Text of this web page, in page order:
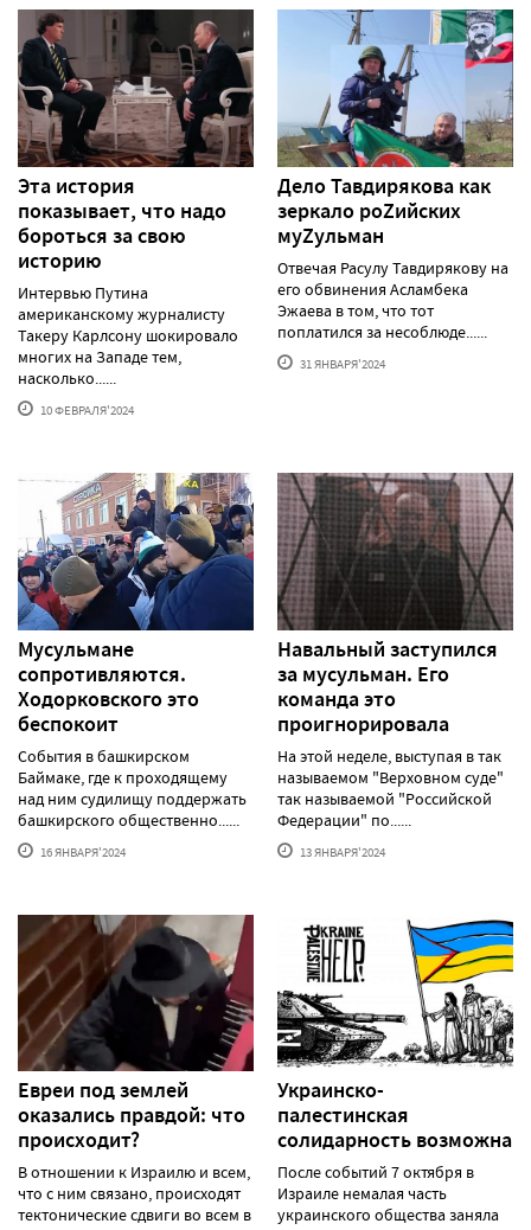
Эта история
показывает, что надо
бороться за свою
историю
Интервью Путина
американскому журналисту
Такеру Карлсону шокировало
многих на Западе тем,
насколько......
10 ФЕВРАЛЯ'2024
Дело Тавдирякова как
зеркало роZийских
муZульман
Отвечая Расулу Тавдирякову на
его обвинения Асламбека
Эжаева в том, что тот
поплатился за несоблюде......
31 ЯНВАРЯ'2024
Мусульмане
сопротивляются.
Ходорковского это
беспокоит
События в башкирском
Баймаке, где к проходящему
над ним судилищу поддержать
башкирского общественно......
16 ЯНВАРЯ'2024
Навальный заступился
за мусульман. Его
команда это
проигнорировала
На этой неделе, выступая в так
называемом "Верховном суде"
так называемой "Российской
Федерации" по......
13 ЯНВАРЯ'2024
Евреи под землей
оказались правдой: что
происходит?
В отношении к Израилю и всем,
что с ним связано, происходят
тектонические сдвиги во всем в
Украинско-
палестинская
солидарность возможна
После событий 7 октября в
Израиле немалая часть
украинского общества заняла